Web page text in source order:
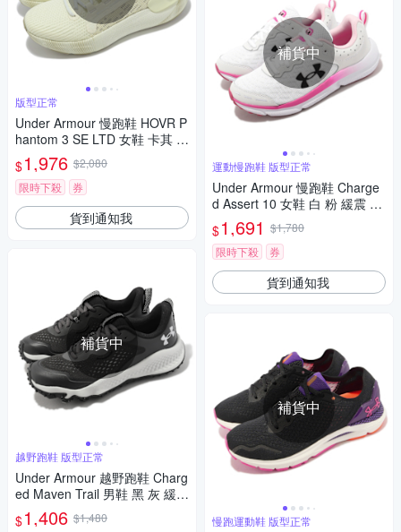
版型正常
Under Armour 慢跑鞋 HOVR P
hantom 3 SE LTD 女鞋 卡其 針
織 緩衝 運動鞋 UA 302729010
0
$1,976 $2,080
限時下殺
券
貨到通知我
補貨中
越野跑鞋 版型正常
Under Armour 越野跑鞋 Charg
ed Maven Trail 男鞋 黑 灰 緩震
運動鞋 UA 3026143101
$1,406 $1,480
補貨中
運動慢跑鞋 版型正常
Under Armour 慢跑鞋 Charge
d Assert 10 女鞋 白 粉 緩震 回
彈 運動鞋 路跑 UA 302617910
2
$1,691 $1,780
限時下殺
券
貨到通知我
補貨中
慢跑運動鞋 版型正常